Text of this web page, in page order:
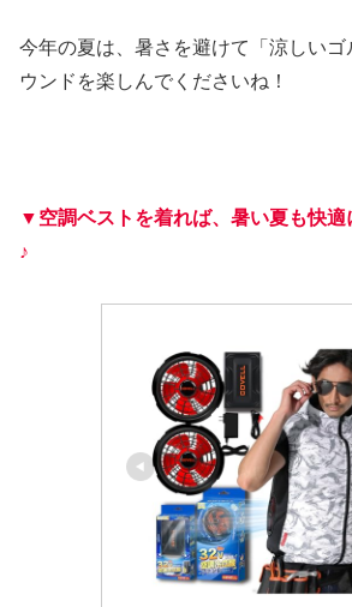
今年の夏は、暑さを避けて「涼しいゴ
ウンドを楽しんでくださいね！
▼空調ベストを着れば、暑い夏も快適
♪